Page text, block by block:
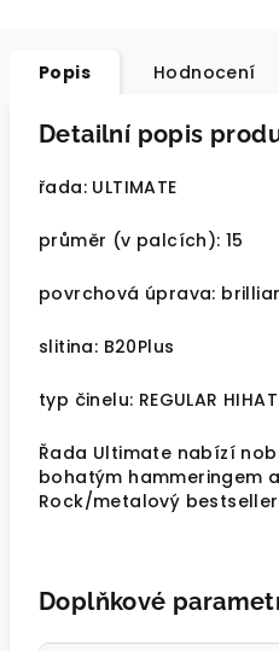
Popis Hodnocení
Detailní popis
řada: ULTIMATE
průměr (v palcích): 15
povrchová úprava:
slitina: B20Plus
typ činelu: REGULAR HIHAT
Řada Ultimate nabízí
bohatým hammeringem
Rock/metalový
Doplňkové